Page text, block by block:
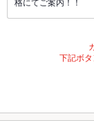
下記ボ